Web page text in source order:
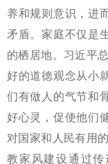
养和规则意识，进
矛盾。家庭不仅是
的栖居地。习近平
好的道德观念从小
们有做人的气节和
好心灵，促使他们
对国家和人民有用
教家风建设通过